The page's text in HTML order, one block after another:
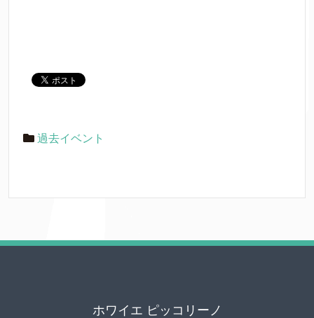
過去イベント
ホワイエ ピッコリーノ